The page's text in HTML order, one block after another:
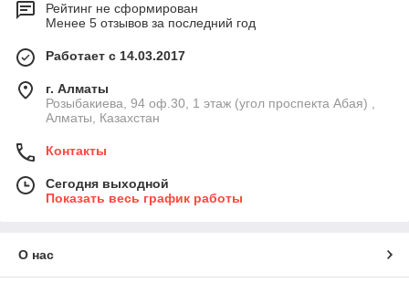
Рейтинг не сформирован
Менее 5 отзывов за последний год
Работает с 14.03.2017
г. Алматы
Розыбакиева, 94 оф.30, 1 этаж (угол проспекта Абая) ,
Алматы, Казахстан
Контакты
Сегодня выходной
Показать весь график работы
О нас